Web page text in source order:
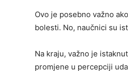
Ovo je posebno važno
bolesti. No, naučnici su
Na kraju, važno je
promjene u percepciji